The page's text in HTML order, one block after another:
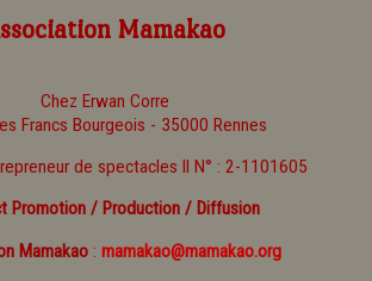
Mamakao
Chez Erwan Corre
Francs Bourgeois - 35000 Rennes
de spectacles II N° : 2-1101605
Promotion / Production / Diffusion
Mamakao: mamakao@mamakao.org